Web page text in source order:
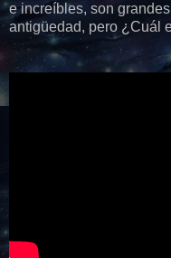
e increíbles, son
antigüedad, pero ¿Cuál